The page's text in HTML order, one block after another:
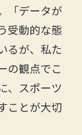
「データが
受動的な態
るが、私た
の観点でこ
、スポーツ
ことが大切